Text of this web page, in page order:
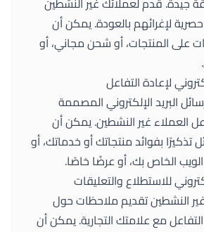
لإغرائهم بالعودة. يمكن أن
المنتجات، أو شحن مجاني، أو
البريد الإلكتروني المصممة
العملاء غير النشطين. يمكن أن
بفوائد منتجاتك أو خدماتك، أو
الخاص بك، أو عرضًا خاصًا.
النشطين تقديم ملاحظات حول
مع علامتك التجارية. يمكن أن